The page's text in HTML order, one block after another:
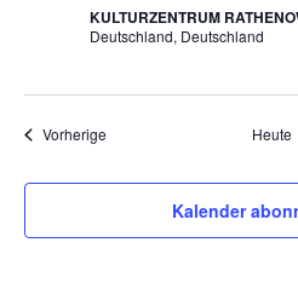
KULTURZENTRUM
Deutschland, Deutschland
VorherigeVeranstaltungen Heute
Kalender